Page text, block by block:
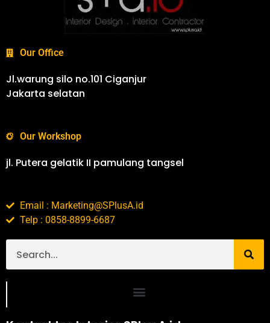
Our Office
Jl.warung silo no.101 Ciganjur
Jakarta selatan
Our Workshop
jl. Putera gelatik II pamulang tangsel
Email : Marketing@SPlusA.id
Telp : 0858-8899-6687